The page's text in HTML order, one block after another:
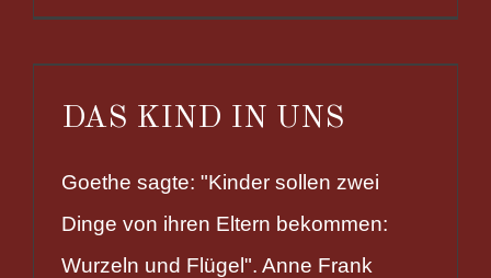
DAS KIND IN UNS
Goethe sagte: "Kinder sollen zwei
Dinge von ihren Eltern bekommen:
Wurzeln und Flügel". Anne Frank